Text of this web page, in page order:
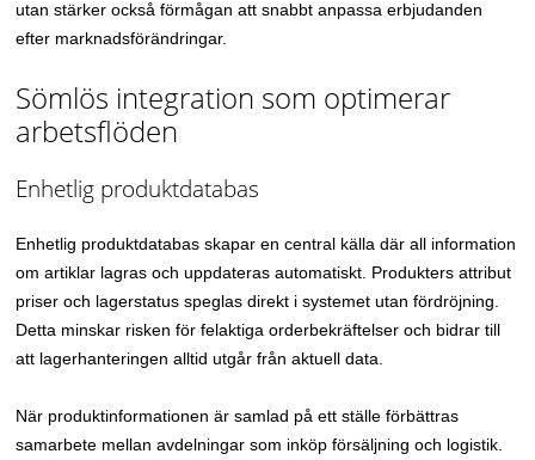
utan stärker också förmågan att snabbt anpassa erbjudanden
efter marknadsförändringar.
Sömlös integration som optimerar
arbetsflöden
Enhetlig produktdatabas
Enhetlig produktdatabas skapar en central källa där all information
om artiklar lagras och uppdateras automatiskt. Produkters attribut
priser och lagerstatus speglas direkt i systemet utan fördröjning.
Detta minskar risken för felaktiga orderbekräftelser och bidrar till
att lagerhanteringen alltid utgår från aktuell data.
När produktinformationen är samlad på ett ställe förbättras
samarbete mellan avdelningar som inköp försäljning och logistik.